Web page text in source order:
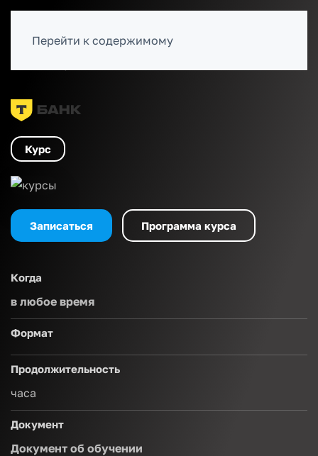
Перейти к содержимому
Курс
Записаться Программа курса
Когда
в любое время
Формат
Продолжительность
часа
Документ
Документ об обучении